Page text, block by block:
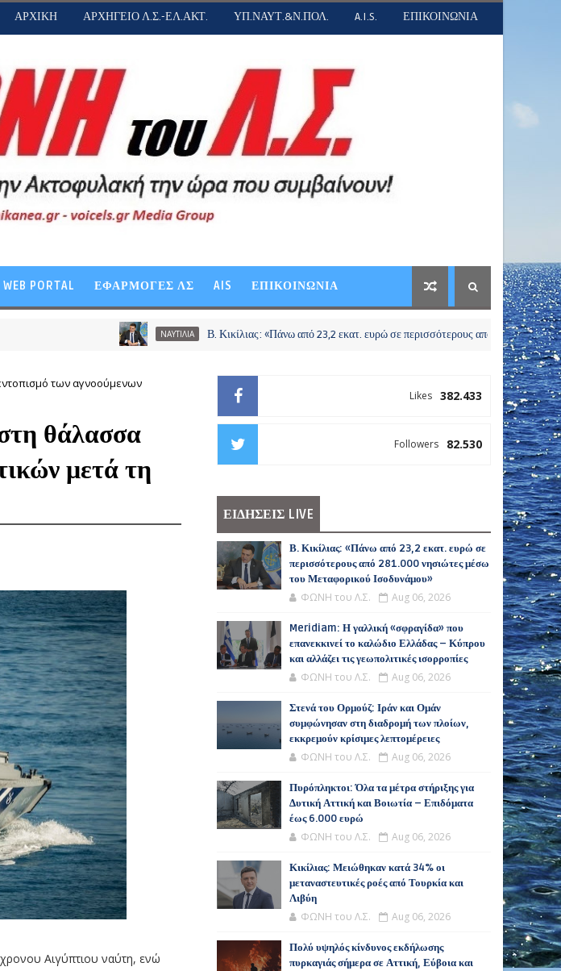
ΑΡΧΙΚΗ ΑΡΧΗΓΕΙΟ Λ.Σ.-ΕΛ.ΑΚΤ. ΥΠ.ΝΑΥΤ.&Ν.ΠΟΛ. A.I.S. ΕΠΙΚΟΙΝΩΝΙΑ
WEB PORTAL ΕΦΑΡΜΟΓΕΣ ΛΣ AIS ΕΠΙΚΟΙΝΩΝΙΑ
ΝΑΥΤΙΛΙΑ Β. Κικίλιας: «Πάνω από 23,2 εκατ. ευρώ σε περισσότερους από 281.000 νησιώτες μέσω
των αγνοούμενων
θάλασσα
μετά τη
Αιγύπτιου ναύτη, ενώ
382.433
Likes
82.530
Followers
ΕΙΔΗΣΕΙΣ LIVE
Β. Κικίλιας: «Πάνω από 23,2 εκατ. ευρώ σε
περισσότερους από 281.000 νησιώτες μέσω
του Μεταφορικού Ισοδυνάμου»
ΦΩΝΗ του Λ.Σ. Aug 06, 2026
Meridiam: Η γαλλική «σφραγίδα» που
επανεκκινεί το καλώδιο Ελλάδας – Κύπρου
και αλλάζει τις γεωπολιτικές ισορροπίες
ΦΩΝΗ του Λ.Σ. Aug 06, 2026
Στενά του Ορμούζ: Ιράν και Ομάν
συμφώνησαν στη διαδρομή των πλοίων,
εκκρεμούν κρίσιμες λεπτομέρειες
ΦΩΝΗ του Λ.Σ. Aug 06, 2026
Πυρόπληκτοι: Όλα τα μέτρα στήριξης για
Δυτική Αττική και Βοιωτία – Επιδόματα
έως 6.000 ευρώ
ΦΩΝΗ του Λ.Σ. Aug 06, 2026
Κικίλιας: Μειώθηκαν κατά 34% οι
μεταναστευτικές ροές από Τουρκία και
Λιβύη
ΦΩΝΗ του Λ.Σ. Aug 06, 2026
Πολύ υψηλός κίνδυνος εκδήλωσης
πυρκαγιάς σήμερα σε Αττική, Εύβοια και